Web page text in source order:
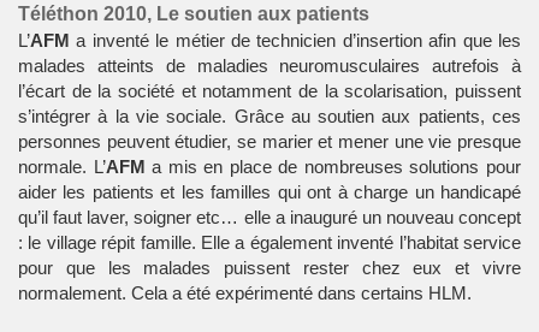
Téléthon 2010, Le soutien aux patients
L’AFM a inventé le métier de technicien d’insertion afin que les
malades atteints de maladies neuromusculaires autrefois à
l’écart de la société et notamment de la scolarisation, puissent
s’intégrer à la vie sociale. Grâce au soutien aux patients, ces
personnes peuvent étudier, se marier et mener une vie presque
normale. L’AFM a mis en place de nombreuses solutions pour
aider les patients et les familles qui ont à charge un handicapé
qu’il faut laver, soigner etc… elle a inauguré un nouveau concept
: le village répit famille. Elle a également inventé l’habitat service
pour que les malades puissent rester chez eux et vivre
normalement. Cela a été expérimenté dans certains HLM.